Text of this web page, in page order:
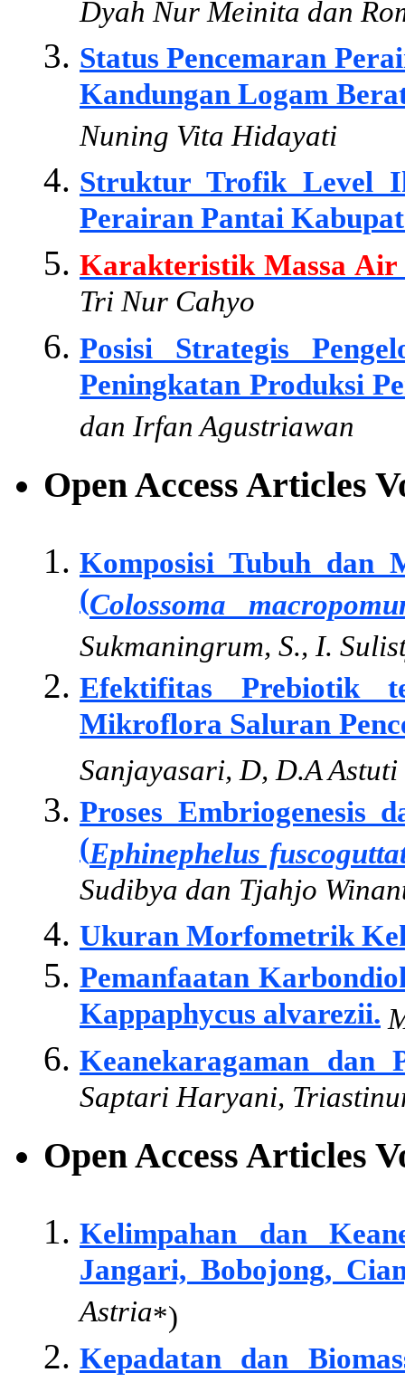
Dyah Nur Meinita dan
Status Pencemaran
Kandungan Logam
Nuning Vita Hidayati
Struktur Trofik Level
Perairan Pantai
Karakteristik Massa Air
Tri Nur Cahyo
Posisi Strategis
Peningkatan Produksi
dan Irfan Agustriawan
Open Access Articles
Komposisi Tubuh dan
(Colossoma
Sukmaningrum, S., I.
Efektifitas Prebiotik
Mikroflora Saluran
Sanjayasari, D, D.A
Proses Embriogenesis
(Ephinephelus
Sudibya dan Tjahjo
Ukuran Morfometrik
Pemanfaatan
Kappaphycus alvarezii.
Keanekaragaman dan
Saptari Haryani,
Open Access Articles
Kelimpahan dan
Jangari, Bobojong,
Astria*)
Kepadatan dan